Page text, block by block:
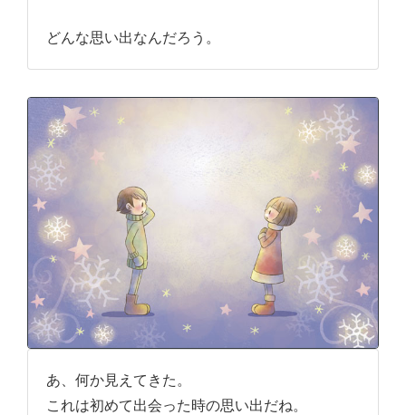
どんな思い出なんだろう。
あ、何か見えてきた。
これは初めて出会った時の思い出だね。